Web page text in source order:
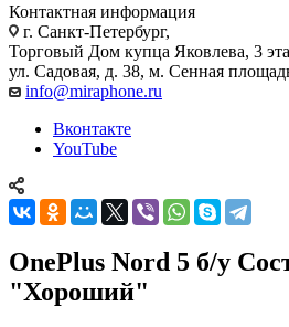
Контактная информация
г. Санкт-Петербург,
Торговый Дом купца Яковлева, 3
ул. Садовая, д. 38, м. Сенная
info@miraphone.ru
Вконтакте
YouTube
OnePlus Nord 5 б/у
"Хороший"